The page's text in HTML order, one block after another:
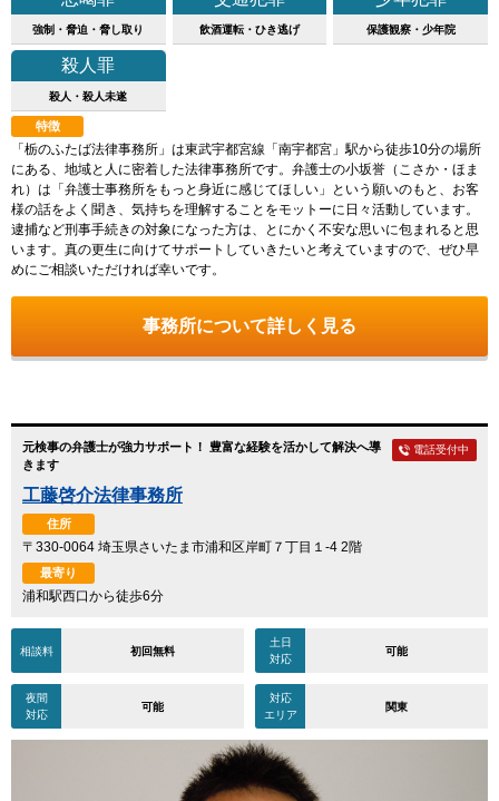
強制・脅迫・脅し取り 飲酒運転・ひき逃げ 保護観察・少年院
殺人罪
殺人・殺人未遂
特徴
「栃のふたば法律事務所」は東武宇都宮線「南宇都宮」駅から徒歩10分の場所
にある、地域と人に密着した法律事務所です。弁護士の小坂誉（こさか・ほま
れ）は「弁護士事務所をもっと身近に感じてほしい」という願いのもと、お客
様の話をよく聞き、気持ちを理解することをモットーに日々活動しています。
逮捕など刑事手続きの対象になった方は、とにかく不安な思いに包まれると思
います。真の更生に向けてサポートしていきたいと考えていますので、ぜひ早
めにご相談いただければ幸いです。
事務所について詳しく見る
元検事の弁護士が強力サポート！ 豊富な経験を活かして解決へ導
きます
工藤啓介法律事務所
住所
〒330-0064 埼玉県さいたま市浦和区岸町７丁目１-4 2階
最寄り
浦和駅西口から徒歩6分
電話受付中
相談料 初回無料
土日
対応
可能
夜間
対応
可能
対応
エリア
関東